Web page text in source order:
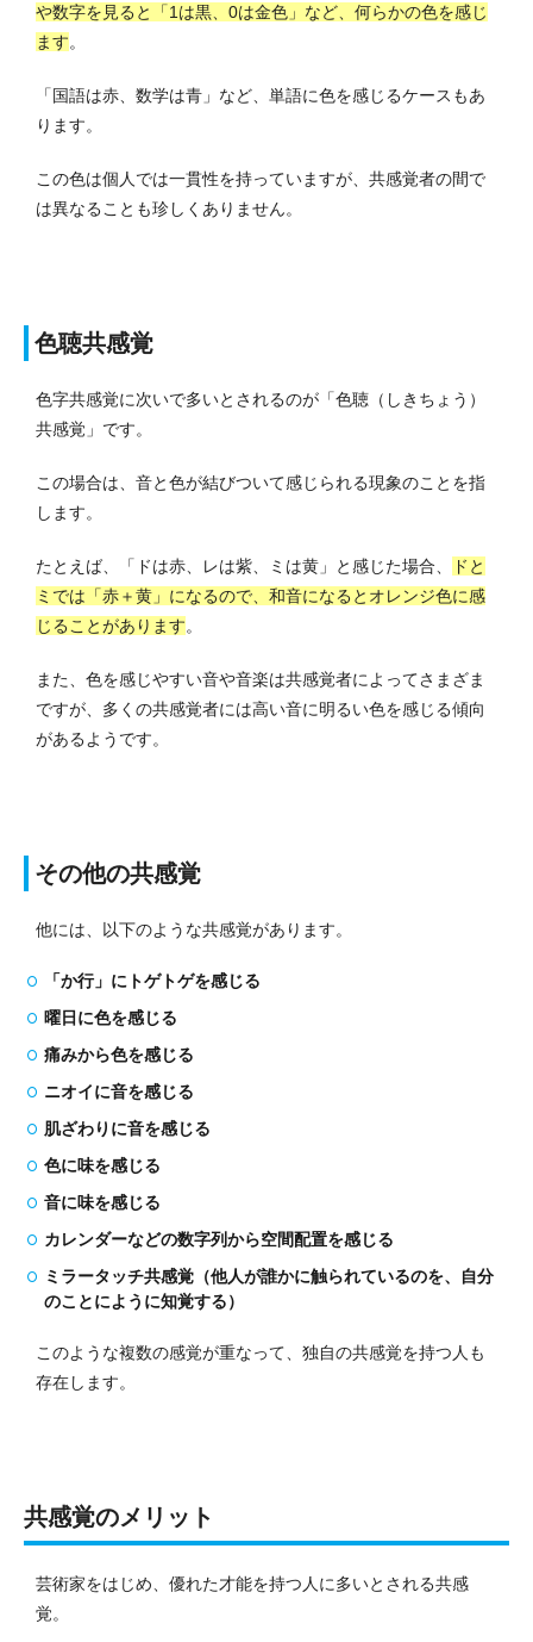
や数字を見ると「1は黒、0は金色」など、何らかの色を感じ
ます。
「国語は赤、数学は青」など、単語に色を感じるケースもあ
ります。
この色は個人では一貫性を持っていますが、共感覚者の間で
は異なることも珍しくありません。
色聴共感覚
色字共感覚に次いで多いとされるのが「色聴（しきちょう）
共感覚」です。
この場合は、音と色が結びついて感じられる現象のことを指
します。
たとえば、「ドは赤、レは紫、ミは黄」と感じた場合、
ドと
ミでは「赤＋黄」になるので、和音になるとオレンジ色に感
じることがあります。
また、色を感じやすい音や音楽は共感覚者によってさまざま
ですが、多くの共感覚者には高い音に明るい色を感じる傾向
があるようです。
その他の共感覚
他には、以下のような共感覚があります。
「か行」にトゲトゲを感じる
曜日に色を感じる
痛みから色を感じる
ニオイに音を感じる
肌ざわりに音を感じる
色に味を感じる
音に味を感じる
カレンダーなどの数字列から空間配置を感じる
ミラータッチ共感覚（他人が誰かに触られているのを、自分
のことにように知覚する）
このような複数の感覚が重なって、独自の共感覚を持つ人も
存在します。
共感覚のメリット
芸術家をはじめ、優れた才能を持つ人に多いとされる共感
覚。